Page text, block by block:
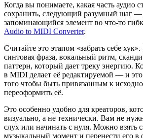
Когда вы понимаете, какая часть аудио
сохранить, следующий разумный шаг —
запоминающийся элемент во что‑то
Audio to MIDI Converter.
Считайте это этапом «забрать себе
синтовая фраза, вокальный ритм,
паттерн, который дает треку энергию.
в MIDI делает её редактируемой — и
того чтобы быть привязанным к
переоформить её.
Это особенно удобно для креаторов,
визуально, а не технически. Вам не
слух или начинать с нуля. Можно взять
музыкальный момент и перенести его в